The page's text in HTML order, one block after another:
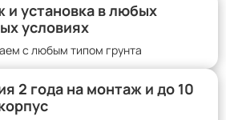
и установка в любых
условиях
с любым типом грунта
2 года на монтаж и до 10